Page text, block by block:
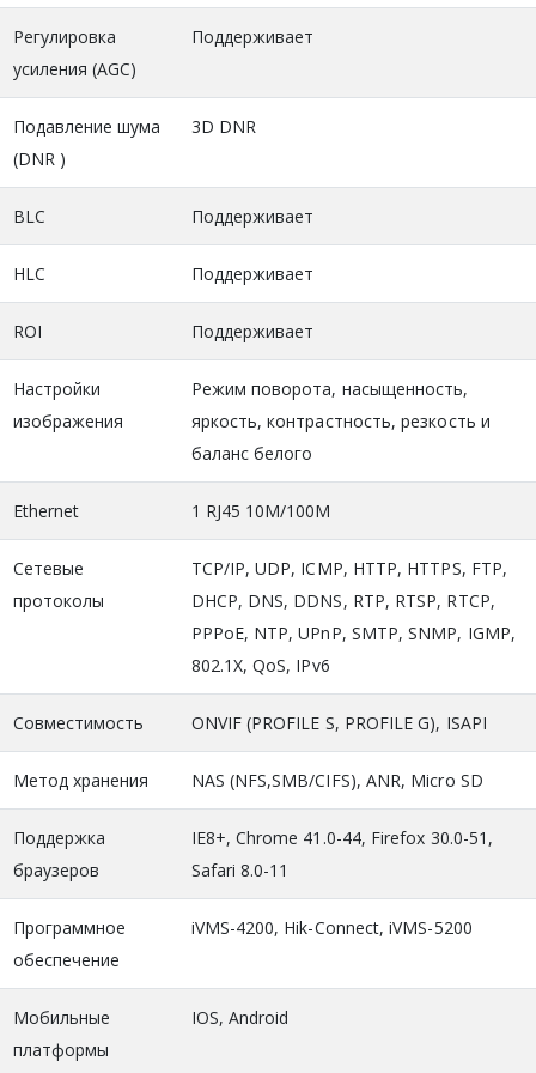
Регулировка
усиления (AGC)
Поддерживает
Подавление шума
(DNR )
3D DNR
BLC Поддерживает
HLC Поддерживает
ROI Поддерживает
Настройки
изображения
Режим поворота, насыщенность,
яркость, контрастность, резкость и
баланс белого
Ethernet 1 RJ45 10M/100M
Сетевые
протоколы
TCP/IP, UDP, ICMP, HTTP, HTTPS, FTP,
DHCP, DNS, DDNS, RTP, RTSP, RTCP,
PPPoE, NTP, UPnP, SMTP, SNMP, IGMP,
802.1X, QoS, IPv6
Совместимость ONVIF (PROFILE S, PROFILE G), ISAPI
Метод хранения NAS (NFS,SMB/CIFS), ANR, Micro SD
Поддержка
браузеров
IE8+, Chrome 41.0-44, Firefox 30.0-51,
Safari 8.0-11
Программное
обеспечение
iVMS-4200, Hik-Connect, iVMS-5200
Мобильные
платформы
IOS, Android